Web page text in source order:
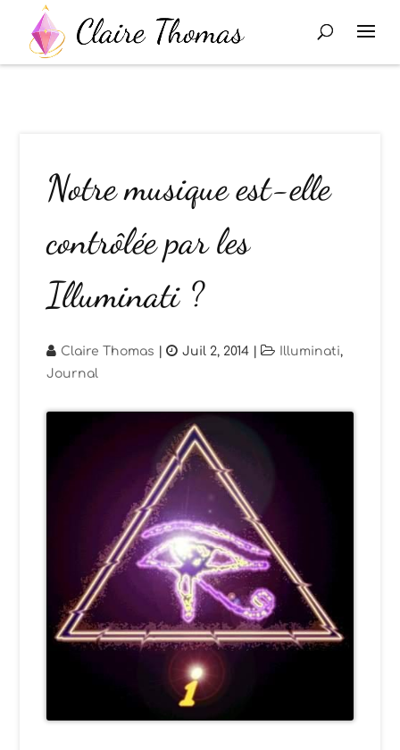
Notre musique est-elle
contrôlée par les
Illuminati ?
Claire Thomas | Juil 2, 2014 | Illuminati,
Journal